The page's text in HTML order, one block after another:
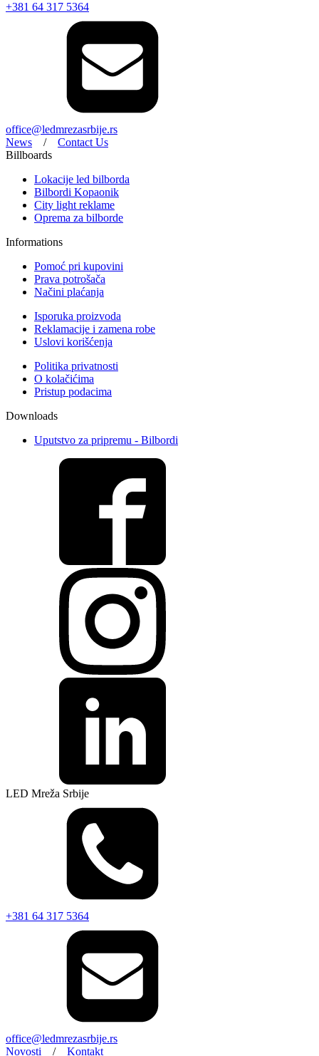
+381 64 317 5364
office@ledmrezasrbije.rs
News / Contact Us
Billboards
Lokacije led bilborda
Bilbordi Kopaonik
City light reklame
Oprema za bilborde
Informations
Pomoć pri kupovini
Prava potrošača
Načini plaćanja
Isporuka proizvoda
Reklamacije i zamena robe
Uslovi korišćenja
Politika privatnosti
O kolačićima
Pristup podacima
Downloads
Uputstvo za pripremu - Bilbordi
LED Mreža Srbije
+381 64 317 5364
office@ledmrezasrbije.rs
Novosti / Kontakt